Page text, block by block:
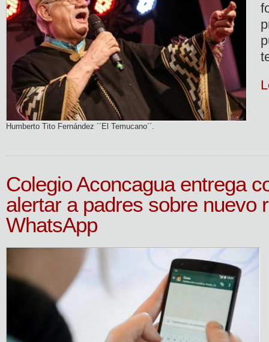
Humberto Tito Fernández ´´El Temucano´´.
Colegio Aconcagua entrega
alertar a padres sobre nuevo
WhatsApp